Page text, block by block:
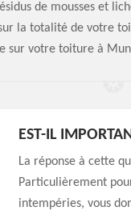
de mousses et
la totalité de votre
sur votre toiture à
EST-IL
La réponse à cette
Particulièrement
intempéries, vous